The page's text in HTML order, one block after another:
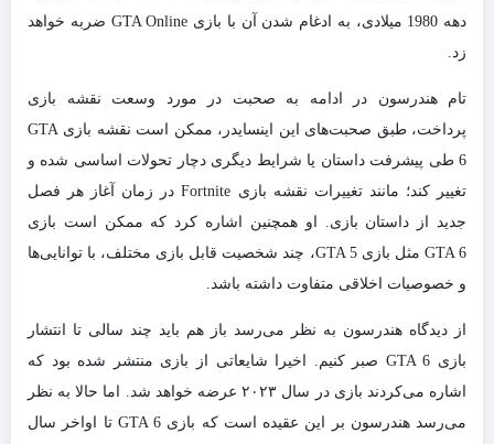
دهه 1980 میلادی، به ادغام شدن آن با بازی GTA Online ضربه خواهد
زد.
تام هندرسون در ادامه به صحبت در مورد وسعت نقشه بازی
پرداخت، طبق صحبت‌های این اینسایدر، ممکن است نقشه بازی GTA
6 طی پیشرفت داستان یا شرایط دیگری دچار تحولات اساسی شده و
تغییر کند؛ مانند تغییرات نقشه بازی Fortnite در زمان آغاز هر فصل
جدید از داستان بازی. او همچنین اشاره کرد که ممکن است بازی
GTA 6 مثل بازی GTA 5، چند شخصیت قابل بازی مختلف، با توانایی‌ها
و خصوصیات اخلاقی متفاوت داشته باشد.
از دیدگاه هندرسون به نظر می‌رسد باز هم باید چند سالی تا انتشار
بازی GTA 6 صبر کنیم. اخیرا شایعاتی از بازی منتشر شده بود که
اشاره می‌کردند بازی در سال ۲۰۲۳ عرضه خواهد شد. اما حالا به نظر
می‌رسد هندرسون بر این عقیده است که بازی GTA 6 تا اواخر سال